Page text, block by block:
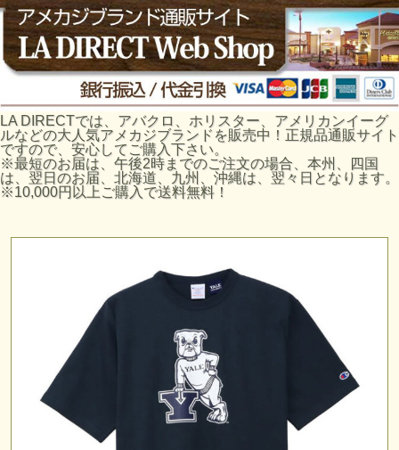
LA DIRECTでは、アバクロ、ホリスター、アメリカンイーグ
ルなどの大人気アメカジブランドを販売中！正規品通販サイト
ですので、安心してご購入下さい。
※最短のお届は、午後2時までのご注文の場合、本州、四国
は、翌日のお届、北海道、九州、沖縄は、翌々日となります。
※10,000円以上ご購入で送料無料！